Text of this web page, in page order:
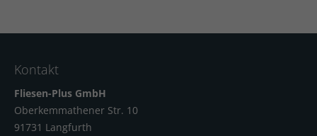
Kontakt
Fliesen-Plus GmbH
Oberkemmathener Str. 10
91731 Langfurth